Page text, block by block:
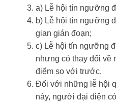
a) Lễ hội tín ngưỡng
b) Lễ hội tín ngưỡng
gian gián đoạn;
c) Lễ hội tín ngưỡng
nhưng có thay đổi về
điểm so với trước.
Đối với những lễ hội
này, người đại diện